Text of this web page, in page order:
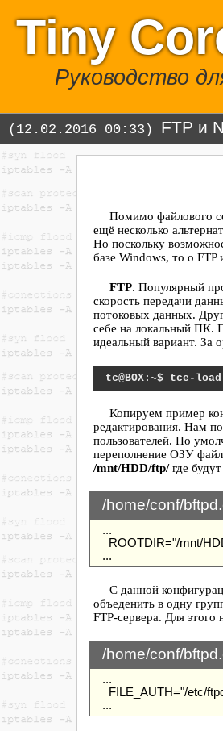
Tiny
Руководство
(12.02.2016 00:33) FTP и
Помимо файлового
ещё несколько
Но поскольку
базе Windows, то о FTP
FTP. Популярный
скорость передачи
потоковых данных.
себе на локальный ПК.
идеальный вариант. За
tce-
Копируем пример
редактирования. Нам
пользователей. По
переполнение ОЗУ
/mnt/HDD/ftp/где
/home/conf/
...
ROOTDIR="/mnt/
...
С данной
объеденить в одну
FTP-сервера. Для
/home/conf/
...
FILE_AUTH="/etc/
...